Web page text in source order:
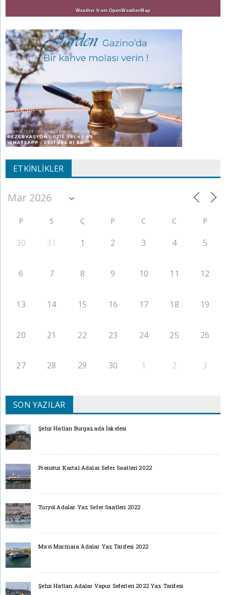
Weather from OpenWeatherMap
ETKINLIKLER
P S Ç P C C P
30 31 1 2 3 4 5
6 7 8 9 10 11 12
13 14 15 16 17 18 19
20 21 22 23 24 25 26
27 28 29 30 1 2 3
SON YAZILAR
Şehir Hatları Burgazada İskelesi
Prenstur Kartal Adalar Sefer Saatleri 2022
Turyol Adalar Yaz Sefer Saatleri 2022
Mavi Marmara Adalar Yaz Tarifesi 2022
Şehir Hatları Adalar Vapur Seferleri 2022 Yaz Tarifesi